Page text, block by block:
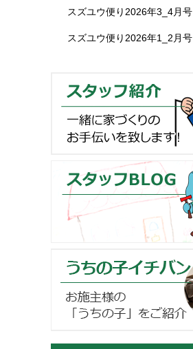
スズユウ便り2026年3_4月号
スズユウ便り2026年1_2月号